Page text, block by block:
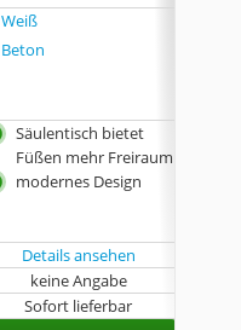
Weiß
Beton
Säulentisch bietet
Füßen mehr Freiraum
modernes Design
Details ansehen
keine Angabe
Sofort lieferbar